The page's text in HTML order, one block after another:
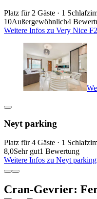
Platz für 2 Gäste · 1
10Außergewöhnlich4
Weitere Infos zu Very Nice
Neyt parking
Platz für 4 Gäste · 1
8,0Sehr gut1 Bewertung
Weitere Infos zu Neyt parking
Cran-Gevrier: